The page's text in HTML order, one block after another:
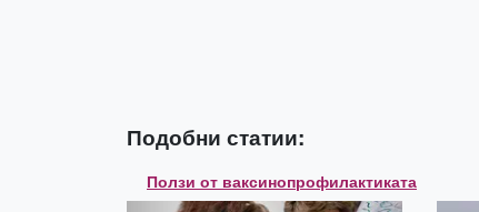
Подобни статии:
Ползи от ваксинопрофилактиката